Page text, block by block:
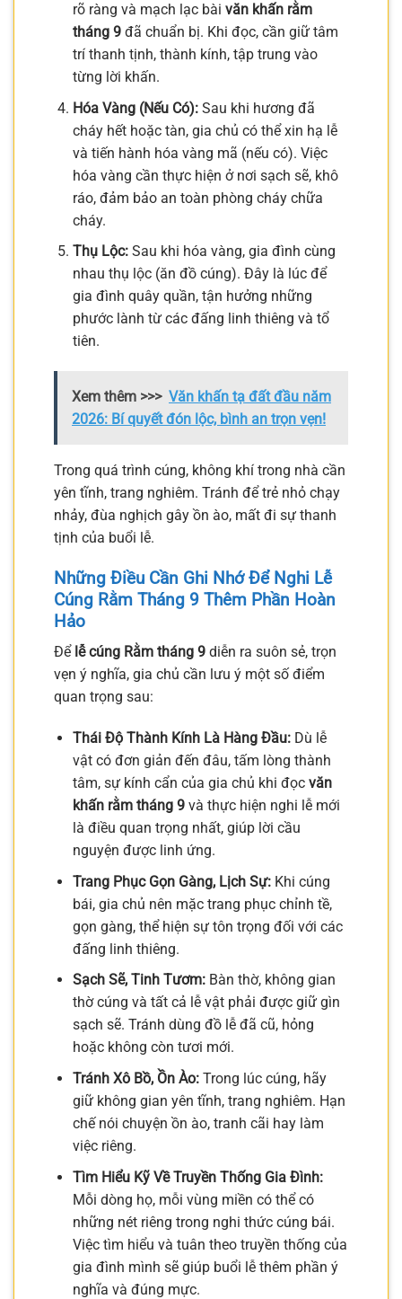
rõ ràng và mạch lạc bài văn khấn rằm
tháng 9đã chuẩn bị. Khi đọc, cần giữ tâm
trí thanh tịnh, thành kính, tập trung vào
từng lời khấn.
Hóa Vàng (Nếu Có):Sau khi hương đã
cháy hết hoặc tàn, gia chủ có thể xin hạ lễ
và tiến hành hóa vàng mã (nếu có). Việc
hóa vàng cần thực hiện ở nơi sạch sẽ, khô
ráo, đảm bảo an toàn phòng cháy chữa
cháy.
Thụ Lộc:Sau khi hóa vàng, gia đình cùng
nhau thụ lộc (ăn đồ cúng). Đây là lúc để
gia đình quây quần, tận hưởng những
phước lành từ các đấng linh thiêng và tổ
tiên.
Xem thêm >>> Văn khấn tạ đất đầu năm
2026: Bí quyết đón lộc, bình an trọn vẹn!
Trong quá trình cúng, không khí trong nhà cần
yên tĩnh, trang nghiêm. Tránh để trẻ nhỏ chạy
nhảy, đùa nghịch gây ồn ào, mất đi sự thanh
tịnh của buổi lễ.
Những Điều Cần Ghi Nhớ Để Nghi Lễ
Cúng Rằm Tháng 9 Thêm Phần Hoàn
Hảo
Để lễ cúng Rằm tháng 9 diễn ra suôn sẻ, trọn
vẹn ý nghĩa, gia chủ cần lưu ý một số điểm
quan trọng sau:
Thái Độ Thành Kính Là Hàng Đầu:Dù lễ
vật có đơn giản đến đâu, tấm lòng thành
tâm, sự kính cẩn của gia chủ khi đọc văn
khấn rằm tháng 9và thực hiện nghi lễ mới
là điều quan trọng nhất, giúp lời cầu
nguyện được linh ứng.
Trang Phục Gọn Gàng, Lịch Sự:Khi cúng
bái, gia chủ nên mặc trang phục chỉnh tề,
gọn gàng, thể hiện sự tôn trọng đối với các
đấng linh thiêng.
Sạch Sẽ, Tinh Tươm:Bàn thờ, không gian
thờ cúng và tất cả lễ vật phải được giữ gìn
sạch sẽ. Tránh dùng đồ lễ đã cũ, hỏng
hoặc không còn tươi mới.
Tránh Xô Bồ, Ồn Ào:Trong lúc cúng, hãy
giữ không gian yên tĩnh, trang nghiêm. Hạn
chế nói chuyện ồn ào, tranh cãi hay làm
việc riêng.
Tìm Hiểu Kỹ Về Truyền Thống Gia Đình:
Mỗi dòng họ, mỗi vùng miền có thể có
những nét riêng trong nghi thức cúng bái.
Việc tìm hiểu và tuân theo truyền thống của
gia đình mình sẽ giúp buổi lễ thêm phần ý
nghĩa và đúng mực.